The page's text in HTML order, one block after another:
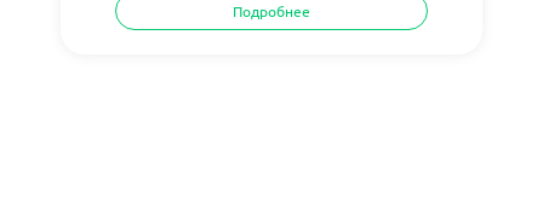
Подробнее